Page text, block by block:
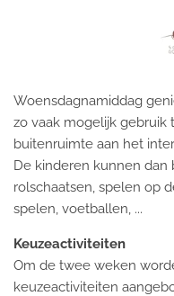
hoofdinhoud
Woensdagnamiddag
zo vaak mogelijk gebruik
buitenruimte aan het
De kinderen kunnen dan
rolschaatsen, spelen op
spelen, voetballen, ...
Keuzeactiviteiten
Om de twee weken
keuzeactiviteiten